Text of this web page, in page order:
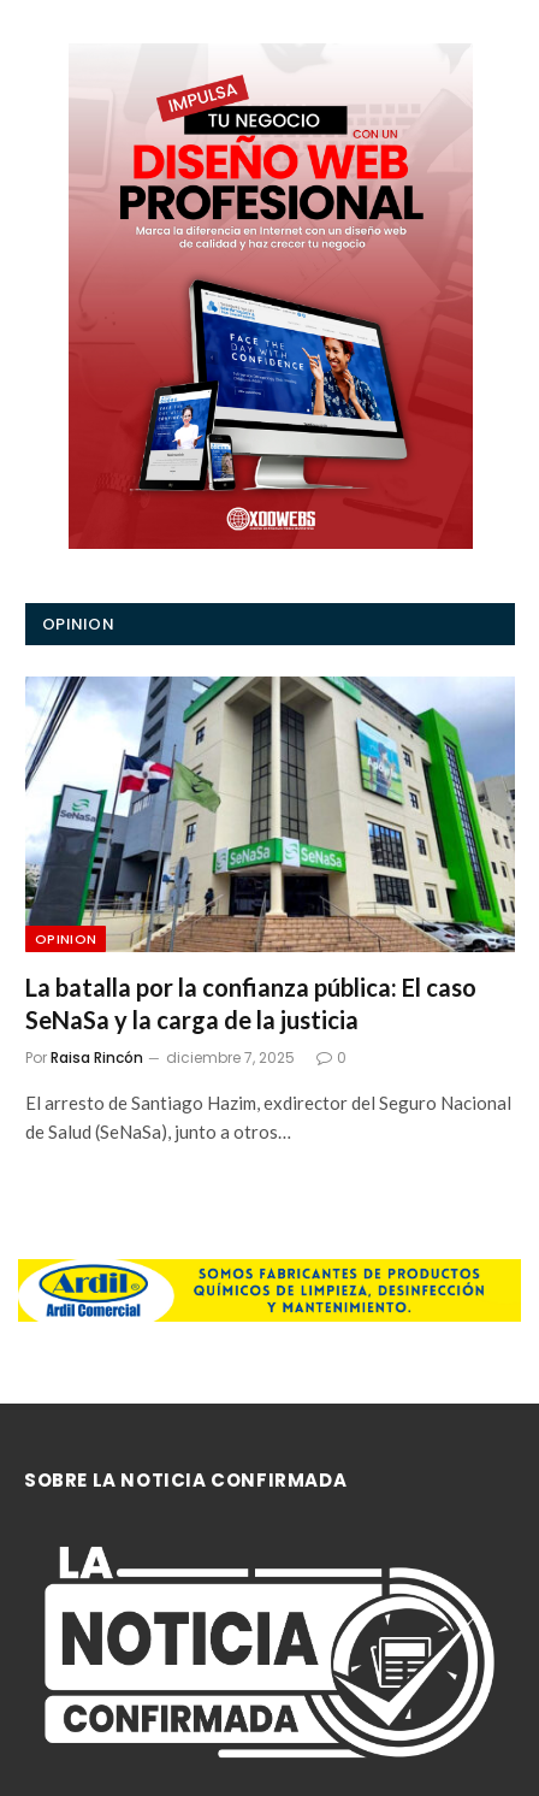
OPINION
OPINION
La batalla por la confianza pública: El caso
SeNaSa y la carga de la justicia
PorRaisa Rincón diciembre 7, 2025 0
El arresto de Santiago Hazim, exdirector del Seguro Nacional
de Salud (SeNaSa), junto a otros…
SOBRE LA NOTICIA CONFIRMADA